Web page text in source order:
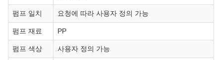
펌프 일치 요청에 따라 사용자 정의 가능
펌프 재료 PP
펌프 색상 사용자 정의 가능